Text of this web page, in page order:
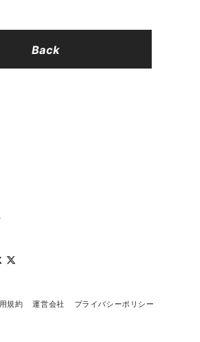
Back
規約 運営会社
プライバシーポリシー